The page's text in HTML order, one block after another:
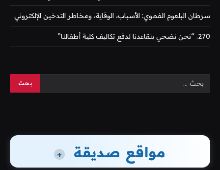
سرطان البلعوم الفموي: الأسباب، الوقاية، ومخاطر التدخين الإلكتروني
270. “نحن نضحي بتقاعدنا لدفع تكاليف كلية أطفالنا”
مواقع صديقة +